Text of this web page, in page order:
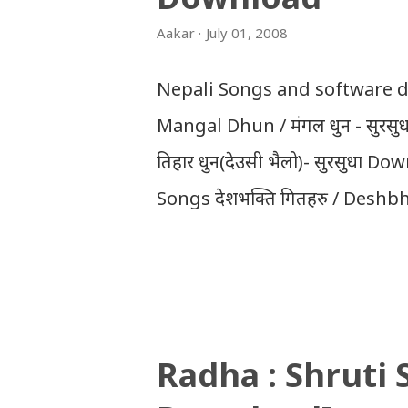
2066/2067 (2009-2010) :
First division First division
Division Third Division
Aakar July 01, 2008
Nepali Songs and software
Mangal Dhun / मंगल धुन -
तिहार धुन(देउसी भैलो)- सुरसुधा
Songs देशभक्ति गितहरु /
आँखा / jaha chhan buddha
Radha : Shruti